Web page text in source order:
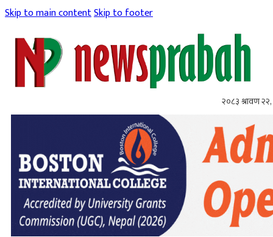
Skip to main contentSkip to footer
२०८३ श्रावण २२,